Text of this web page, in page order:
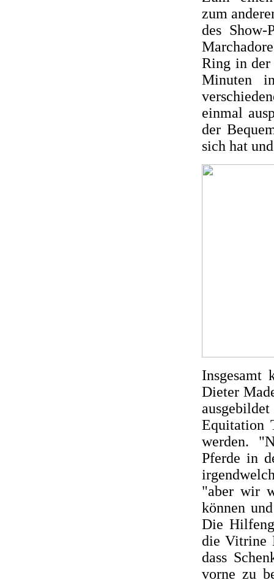
zum
des Show-
Ring in
Minuten
einmal
der
sich hat
Insgesamt
Dieter
Equitation
werden.
Pferde in
"aber wir
können
Die
die Vitrine
dass
vorne zu